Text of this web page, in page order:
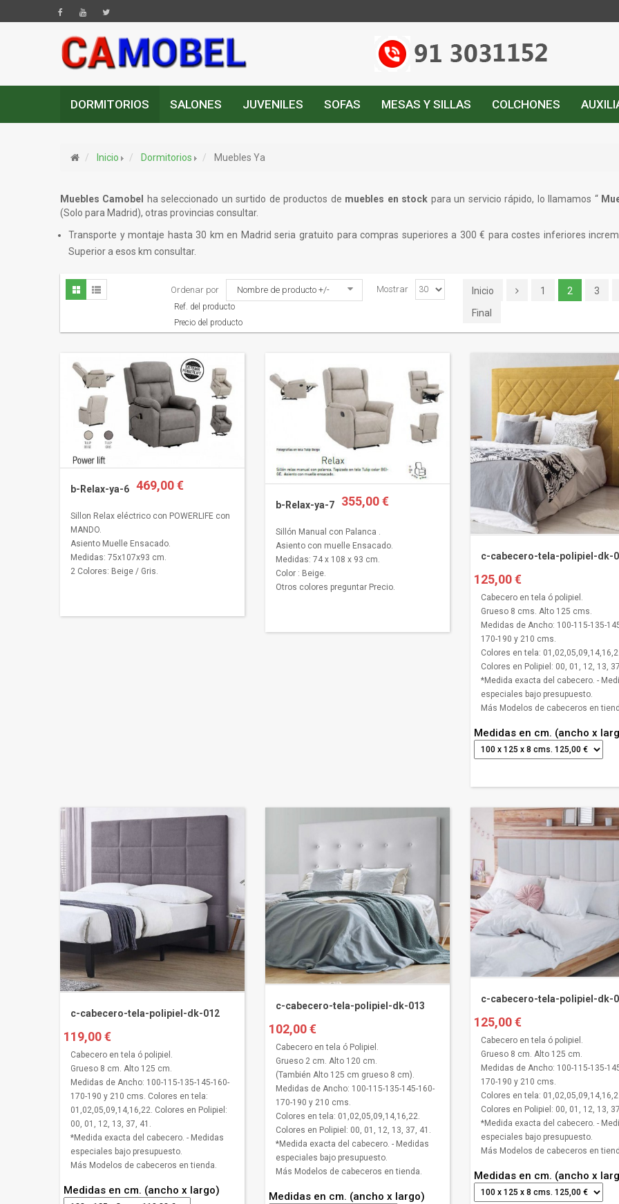
DORMITORIOS SALONES JUVENILES SOFAS MESAS Y SILLAS COLCHONES
Inicio Dormitorios Muebles Ya
Muebles Camobel ha seleccionado un surtido de productos de muebles en stock para un servicio rápido, lo llamamos “
(Solo para Madrid), otras provincias consultar.
Transporte y montaje hasta 30 km en Madrid seria gratuito para compras superiores a 300 € para costes inferiores
Superior a esos km consultar.
Ordenar por Nombre de producto +/-
Ref. del producto
Precio del producto
Mostrar Inicio 1 2
3
Final
b-Relax-ya-6 469,00 €
Sillon Relax eléctrico con POWERLIFE con
MANDO.
Asiento Muelle Ensacado.
Medidas: 75x107x93 cm.
2 Colores: Beige / Gris.
b-Relax-ya-7 355,00 €
Sillón Manual con Palanca .
Asiento con muelle Ensacado.
Medidas: 74 x 108 x 93 cm.
Color : Beige.
Otros colores preguntar Precio.
c-cabecero-tela-polipiel-dk-
125,00 €
Cabecero en tela ó polipiel.
Grueso 8 cms. Alto 125 cms.
Medidas de Ancho: 100-115-135-
170-190 y 210 cms.
Colores en tela:
Colores en Polipiel: 00, 01, 12, 13,
*Medida exacta del cabecero. -
especiales bajo presupuesto.
Más Modelos de cabeceros en
Medidas en cm. (ancho x
c-cabecero-tela-polipiel-dk-012
119,00 €
Cabecero en tela ó polipiel.
Grueso 8 cm. Alto 125 cm.
Medidas de Ancho: 100-115-135-145-160-
170-190 y 210 cms. Colores en tela:
01,02,05,09,14,16,22. Colores en Polipiel:
00, 01, 12, 13, 37, 41.
*Medida exacta del cabecero. - Medidas
especiales bajo presupuesto.
Más Modelos de cabeceros en tienda.
Medidas en cm. (ancho x largo)
c-cabecero-tela-polipiel-dk-013
102,00 €
Cabecero en tela ó Polipiel.
Grueso 2 cm. Alto 120 cm.
(También Alto 125 cm grueso 8 cm).
Medidas de Ancho: 100-115-135-145-160-
170-190 y 210 cms.
Colores en tela: 01,02,05,09,14,16,22.
Colores en Polipiel: 00, 01, 12, 13, 37, 41.
*Medida exacta del cabecero. - Medidas
especiales bajo presupuesto.
Más Modelos de cabeceros en tienda.
Medidas en cm. (ancho x largo)
c-cabecero-tela-polipiel-dk-
125,00 €
Cabecero en tela ó polipiel.
Grueso 8 cm. Alto 125 cm.
Medidas de Ancho: 100-115-135-
170-190 y 210 cms.
Colores en tela:
Colores en Polipiel: 00, 01, 12, 13,
*Medida exacta del cabecero. -
especiales bajo presupuesto.
Más Modelos de cabeceros en
Medidas en cm. (ancho x